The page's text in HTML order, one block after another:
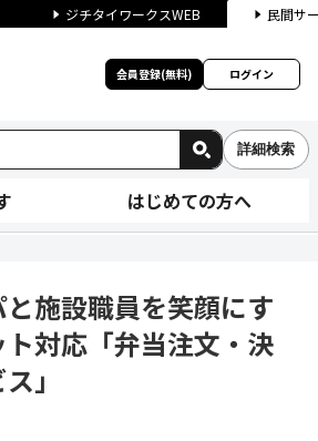
ジチタイワークスWEB 民間サ
会員登録(無料) ログイン
詳細検索
はじめての方へ
施設職員を笑顔にす
対応「弁当注文・決
」